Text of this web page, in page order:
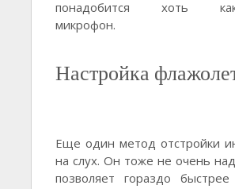
понадобится хоть
микрофон.
Настройка
Еще один метод отстройки
на слух. Он тоже не очень
позволяет гораздо быстрее